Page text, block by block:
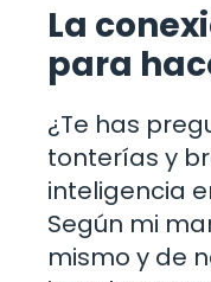
La
para
¿Te has
tonterías y
inteligencia
Según mi
mismo y de